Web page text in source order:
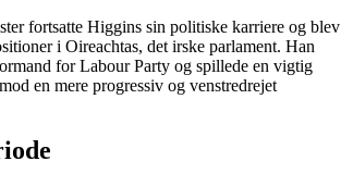
fortsatte Higgins sin politiske karriere og blev
i Oireachtas, det irske parlament. Han
for Labour Party og spillede en vigtig
en mere progressiv og venstredrejet